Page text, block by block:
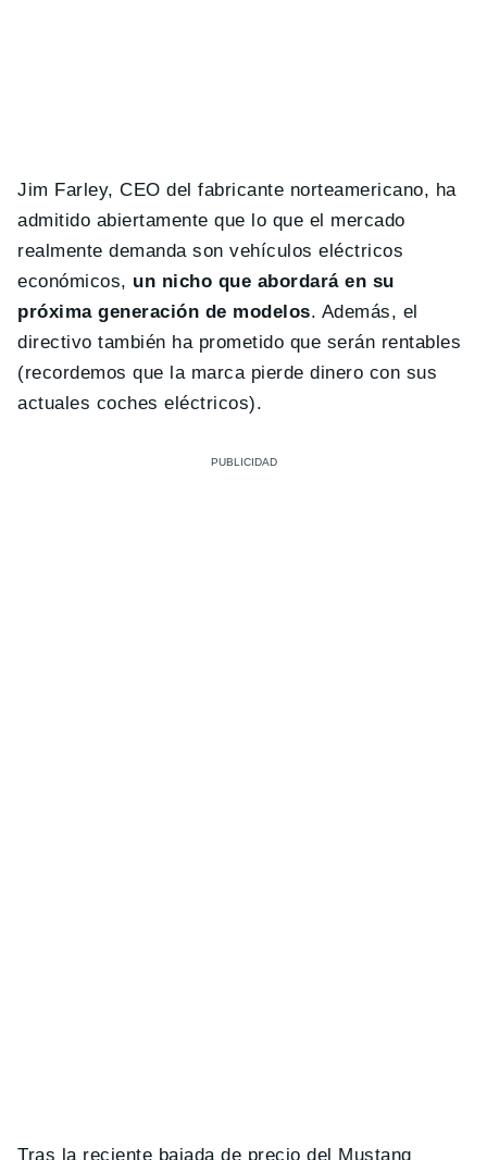
Jim Farley, CEO del fabricante norteamericano, ha
admitido abiertamente que lo que el mercado
realmente demanda son vehículos eléctricos
económicos, un nicho que abordará en su
próxima generación de modelos. Además, el
directivo también ha prometido que serán rentables
(recordemos que la marca pierde dinero con sus
actuales coches eléctricos).
Tras la reciente bajada de precio del Mustang